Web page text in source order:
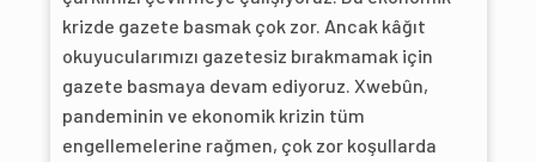
krizde gazete basmak çok zor. Ancak kâğıt
okuyucularımızı gazetesiz bırakmamak için
gazete basmaya devam ediyoruz. Xwebûn,
pandeminin ve ekonomik krizin tüm
engellemelerine rağmen, çok zor koşullarda